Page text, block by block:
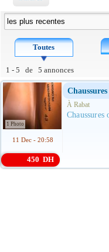
Toutes
1 - 5 de 5 annonces
1 Photo
11 Dec - 20:58
Chaussures
À Rabat
450 DH